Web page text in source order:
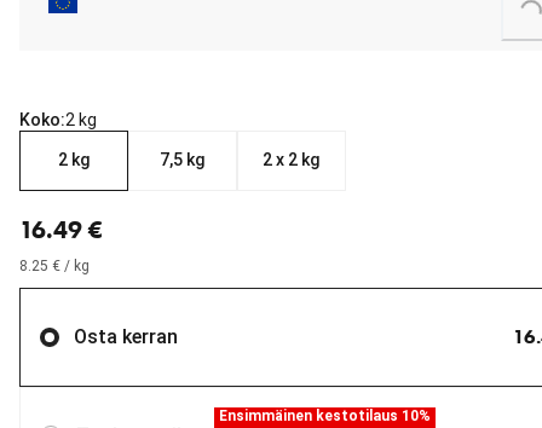
Loading...
Koko:2 kg
2 kg 7,5 kg 2 x 2 kg
16.49 €
8.25 € / kg
Osta kerran
Ensimmäinen kestotilaus 10%